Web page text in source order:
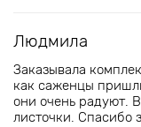
Людмила
Заказывала
как саженцы
они очень радуют.
листочки. Спасибо